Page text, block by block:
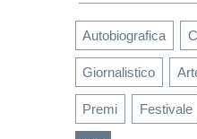
Autobiografica
Giornalistico
Premi Festivale